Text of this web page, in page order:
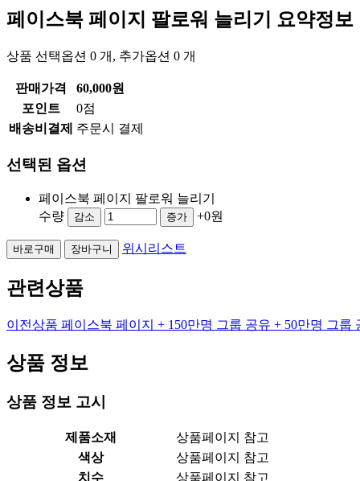
페이스북 페이지 팔로워 늘리기 요약정보
상품 선택옵션 0 개, 추가옵션 0 개
판매가격
60,000원
포인트
0점
배송비결제
주문시 결제
선택된 옵션
페이스북 페이지 팔로워 늘리기
수량
감소 증가 +0원
바로구매 장바구니 위시리스트
관련상품
이전상품 페이스북 페이지 + 150만명 그룹 공유 + 50만명 그룹
상품 정보
상품 정보 고시
제품소재
상품페이지 참고
색상
상품페이지 참고
치수
상품페이지 참고